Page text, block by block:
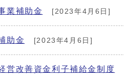
業補助金 [2023年4月6日]
助金 [2023年4月6日]
営改善資金利子補給金制度